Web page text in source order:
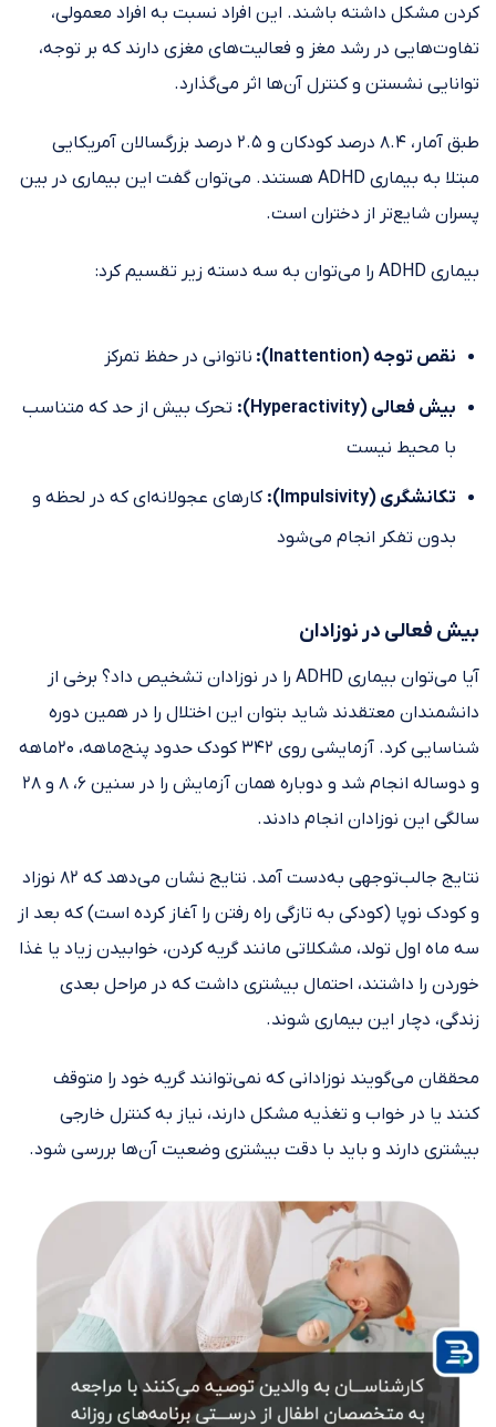
کردن مشکل داشته باشند. این افراد نسبت به افراد معمولی،
تفاوت‌هایی در رشد مغز و فعالیت‌های مغزی دارند که بر توجه،
توانایی نشستن و کنترل آن‌ها اثر می‌گذارد.
طبق آمار، ۸.۴ درصد کودکان و ۲.۵ درصد بزرگسالان آمریکایی
مبتلا به بیماری ADHD هستند. می‌توان گفت این بیماری در بین
پسران شایع‌تر از دختران است.
بیماری ADHD را می‌توان به سه دسته زیر تقسیم کرد:
نقص توجه (Inattention
): ناتوانی در حفظ تمرکز
بیش فعالی (Hyperactivity
): تحرک بیش از حد که متناسب
با محیط نیست
تکانشگری (Impulsivity
): کارهای عجولانه‌ای که در لحظه و
بدون تفکر انجام می‌شود
بیش فعالی در نوزادان
آیا می‌توان بیماری ADHD را در نوزادان تشخیص داد؟ برخی از
دانشمندان معتقدند شاید بتوان این اختلال را در همین دوره
شناسایی کرد. آزمایشی روی ۳۴۲ کودک حدود پنج‌ماهه، ۲۰ماهه
و دوساله انجام شد و دوباره همان آزمایش را در سنین ۶، ۸ و ۲۸
سالگی این نوزادان انجام دادند.
نتایج جالب‌توجهی به‌دست آمد. نتایج نشان می‌دهد که ۸۲ نوزاد
و کودک نوپا (کودکی به تازگی راه رفتن را آغاز کرده است) که بعد از
سه ماه اول تولد، مشکلاتی مانند گریه کردن، خوابیدن زیاد یا غذا
خوردن را داشتند، احتمال بیشتری داشت که در مراحل بعدی
زندگی، دچار این بیماری شوند.
محققان می‌گویند نوزادانی که نمی‌توانند گریه خود را متوقف
کنند یا در خواب و تغذیه مشکل دارند، نیاز به کنترل خارجی
بیشتری دارند و باید با دقت بیشتری وضعیت آن‌ها بررسی شود.